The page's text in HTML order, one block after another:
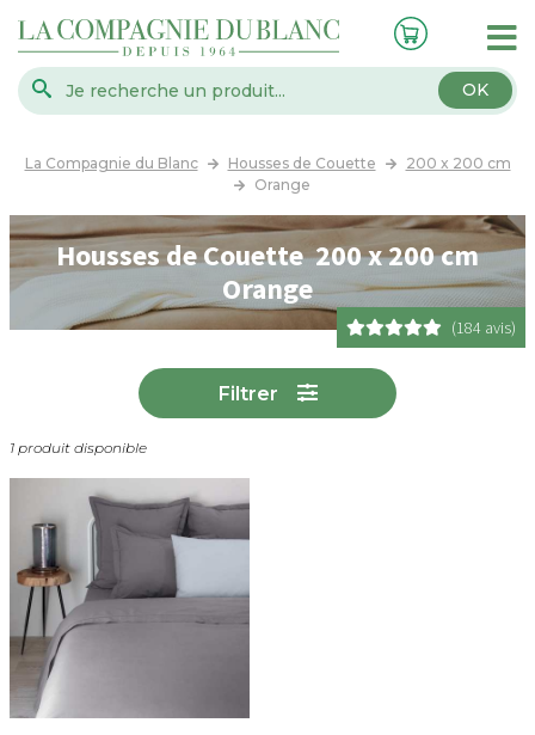
OK
La Compagnie du Blanc Housses de Couette
200 x 200 cm
Orange
Housses de Couette 200 x 200 cm
Orange
(184 avis)
Filtrer
1 produit disponible